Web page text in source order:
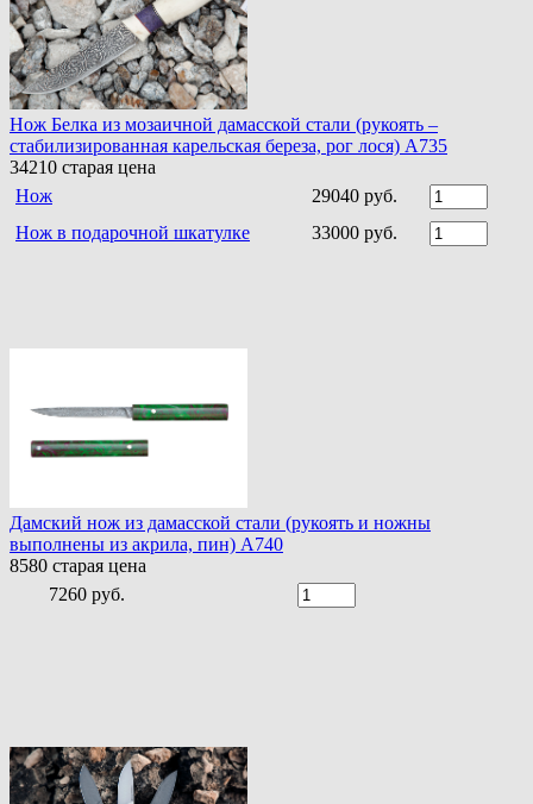
Нож Белка из мозаичной дамасской стали (рукоять –
стабилизированная карельская береза, рог лося) A735
34210 старая цена
Нож
29040 руб.
Нож в подарочной шкатулке
33000 руб.
Дамский нож из дамасской стали (рукоять и ножны
выполнены из акрила, пин) A740
8580 старая цена
7260 руб.